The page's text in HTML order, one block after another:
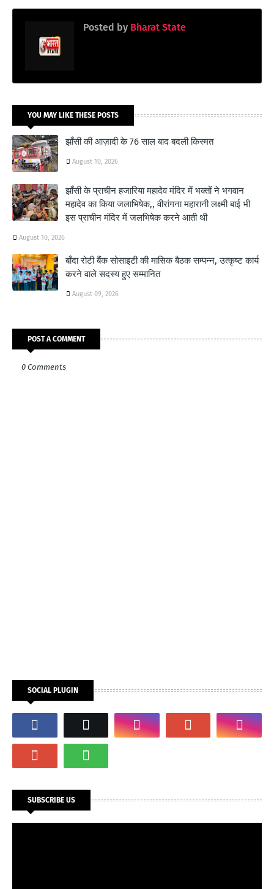
Posted by Bharat State
YOU MAY LIKE THESE POSTS
झाँसी की आज़ादी के 76 साल बाद बदली किस्मत
August 10, 2026
झाँसी के प्राचीन हजारिया महादेव मंदिर में भक्तों ने भगवान
महादेव का किया जलाभिषेक,, वीरांगना महारानी लक्ष्मी बाई भी
इस प्राचीन मंदिर में जलभिषेक करने आती थी
August 10, 2026
बाँदा रोटी बैंक सोसाइटी की मासिक बैठक सम्पन्न, उत्कृष्ट कार्य
करने वाले सदस्य हुए सम्मानित
August 09, 2026
POST A COMMENT
0 Comments
SOCIAL PLUGIN
SUBSCRIBE US